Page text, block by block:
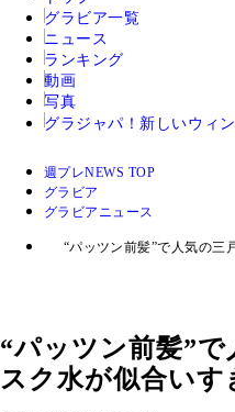
グラビア一覧
ニュース
ランキング
動画
写真
グラジャパ！ 新しいウィ
週プレNEWS TOP
グラビア
グラビアニュース
“パッツン前髪”で人気の三
“パッツン前髪”で
スク水が似合いす